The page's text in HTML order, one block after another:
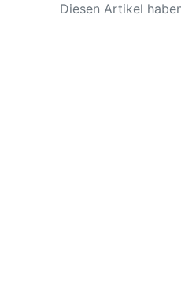
Diesen Artikel